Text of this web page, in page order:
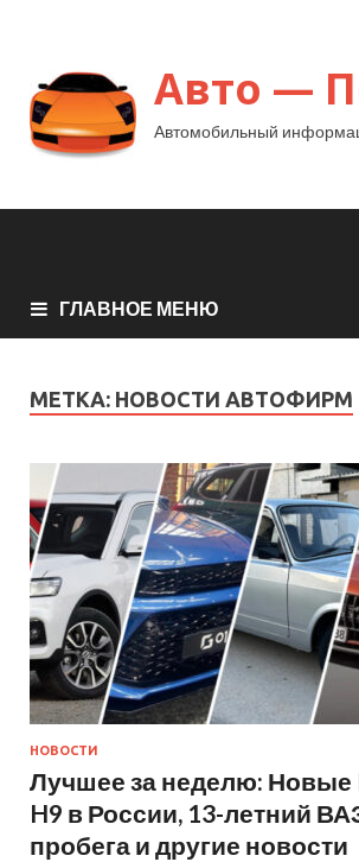
Авто —
Автомобильный
ГЛАВНОЕ МЕНЮ
МЕТКА: НОВОСТИ АВТОФИРМ
НОВОСТИ
Лучшее за неделю: Новые
H9 в России, 13-летний
пробега и другие новости